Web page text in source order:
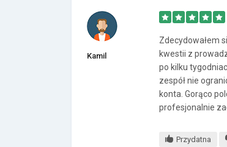
Kamil
Zdecydowałem
kwestii z
po kilku
zespół nie
konta. Gorąco
profesjonalnie
Przydatna